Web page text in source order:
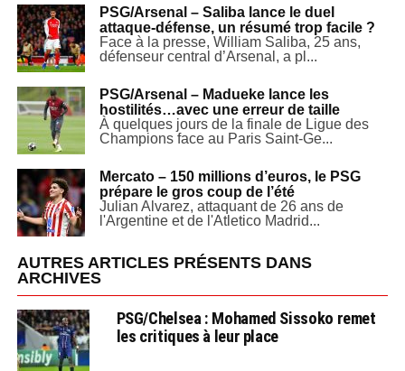
PSG/Arsenal – Saliba lance le duel
attaque-défense, un résumé trop facile ?
Face à la presse, William Saliba, 25 ans,
défenseur central d’Arsenal, a pl...
PSG/Arsenal – Madueke lance les
hostilités…avec une erreur de taille
À quelques jours de la finale de Ligue des
Champions face au Paris Saint-Ge...
Mercato – 150 millions d’euros, le PSG
prépare le gros coup de l’été
Julian Alvarez, attaquant de 26 ans de
l'Argentine et de l'Atletico Madrid...
AUTRES ARTICLES PRÉSENTS DANS
ARCHIVES
PSG/Chelsea : Mohamed Sissoko remet
les critiques à leur place